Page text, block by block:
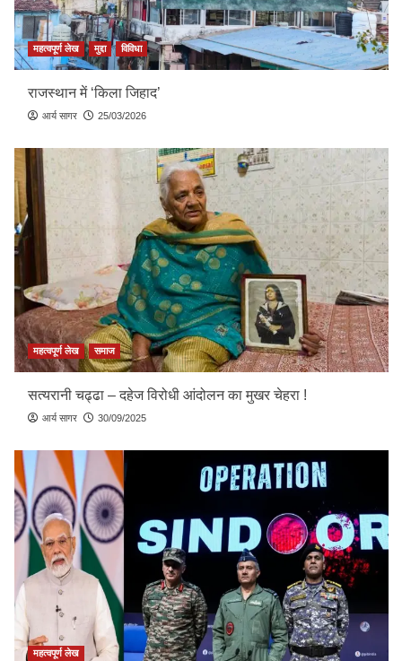
महत्वपूर्ण लेख मुद्दा विविधा
राजस्थान में ‘किला जिहाद’
आर्य सागर 25/03/2026
महत्वपूर्ण लेख समाज
सत्यरानी चढ्ढा – दहेज विरोधी आंदोलन का मुखर चेहरा !
आर्य सागर 30/09/2025
महत्वपूर्ण लेख